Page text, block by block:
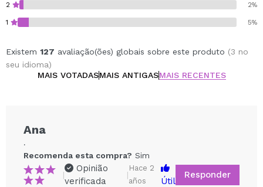
2 2%
1 5%
Existem 127 avaliação(ões) globais sobre este produto (3 no
seu idioma)
MAIS VOTADASMAIS ANTIGASMAIS RECENTES
Ana
.
Recomenda esta compra? Sim
|
Opinião
verificada
|
Hace 2
años
Útil
Responder